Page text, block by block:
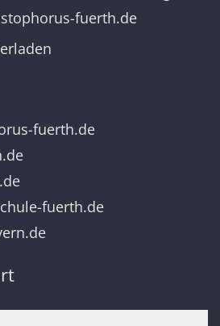
fuerth.de
fuerth.de
fuerth.de